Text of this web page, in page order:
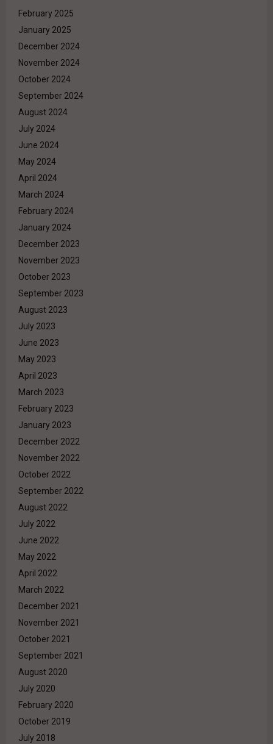
February 2025
January 2025
December 2024
November 2024
October 2024
September 2024
August 2024
July 2024
June 2024
May 2024
April 2024
March 2024
February 2024
January 2024
December 2023
November 2023
October 2023
September 2023
August 2023
July 2023
June 2023
May 2023
April 2023
March 2023
February 2023
January 2023
December 2022
November 2022
October 2022
September 2022
August 2022
July 2022
June 2022
May 2022
April 2022
March 2022
December 2021
November 2021
October 2021
September 2021
August 2020
July 2020
February 2020
October 2019
July 2018